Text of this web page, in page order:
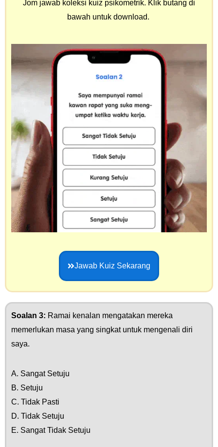
Jom jawab koleksi kuiz psikometrik. Klik butang di
bawah untuk download.
Jawab Kuiz Sekarang
Soalan 3: Ramai kenalan mengatakan mereka
memerlukan masa yang singkat untuk mengenali diri
saya.
A. Sangat Setuju
B. Setuju
C. Tidak Pasti
D. Tidak Setuju
E. Sangat Tidak Setuju